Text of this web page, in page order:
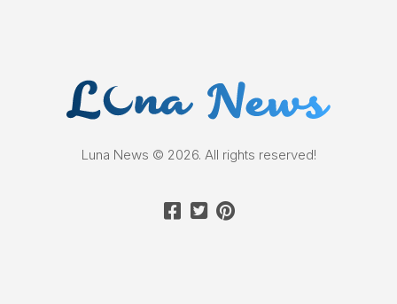
Luna News © 2026. All rights reserved!